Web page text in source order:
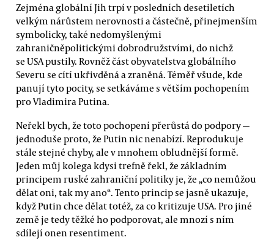
Zejména globální Jih trpí v posledních desetiletích
velkým nárůstem nerovnosti a částečně, přinejmenším
symbolicky, také nedomyšlenými
zahraničněpolitickými dobrodružstvími, do nichž
se USA pustily. Rovněž část obyvatelstva globálního
Severu se cítí ukřivděná a zraněná. Téměř všude, kde
panují tyto pocity, se setkáváme s větším pochopením
pro Vladimira Putina.
Neřekl bych, že toto pochopení přerůstá do podpory —
jednoduše proto, že Putin nic nenabízí. Reprodukuje
stále stejné chyby, ale v mnohem obludnější formě.
Jeden můj kolega kdysi trefně řekl, že základním
principem ruské zahraniční politiky je, že „co nemůžou
dělat oni, tak my ano“. Tento princip se jasně ukazuje,
když Putin chce dělat totéž, za co kritizuje USA. Pro jiné
země je tedy těžké ho podporovat, ale mnozí s ním
sdílejí onen resentiment.